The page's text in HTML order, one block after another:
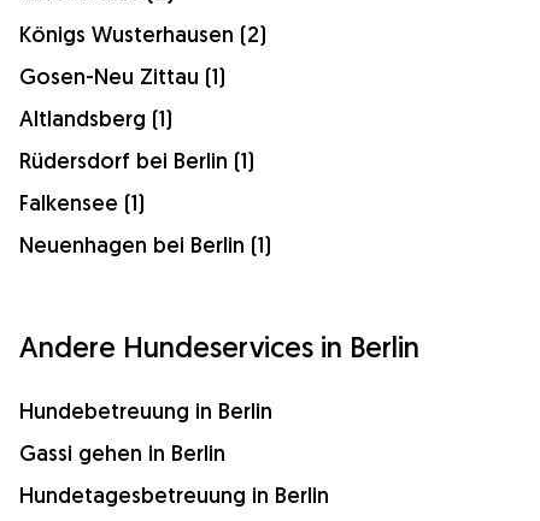
Königs Wusterhausen (2)
Gosen-Neu Zittau (1)
Altlandsberg (1)
Rüdersdorf bei Berlin (1)
Falkensee (1)
Neuenhagen bei Berlin (1)
Andere Hundeservices in Berlin
Hundebetreuung in Berlin
Gassi gehen in Berlin
Hundetagesbetreuung in Berlin